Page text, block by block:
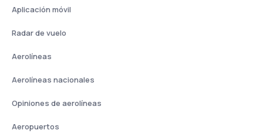
Aplicación móvil
Radar de vuelo
Aerolíneas
Aerolíneas nacionales
Opiniones de aerolíneas
Aeropuertos